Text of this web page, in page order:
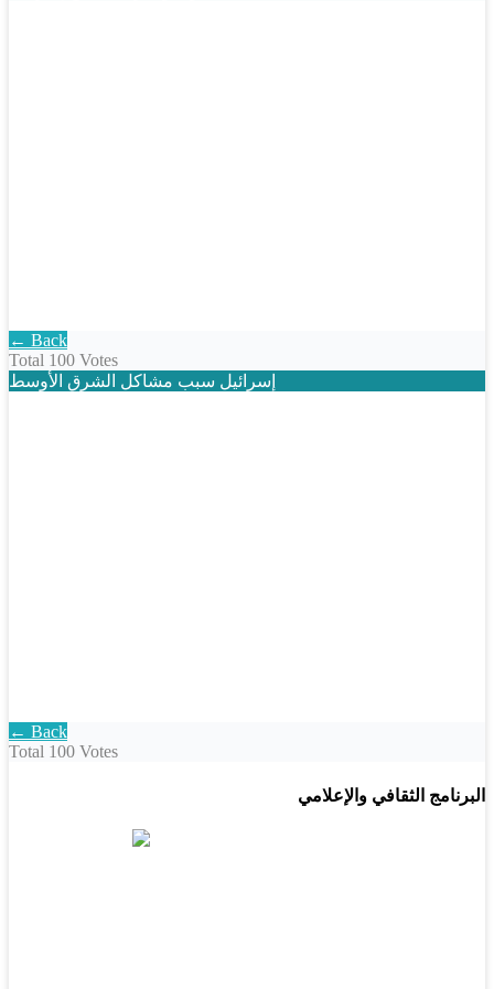
← Back
Total 100 Votes
إسرائيل سبب مشاكل الشرق الأوسط
← Back
Total 100 Votes
البرنامج الثقافي والإعلامي